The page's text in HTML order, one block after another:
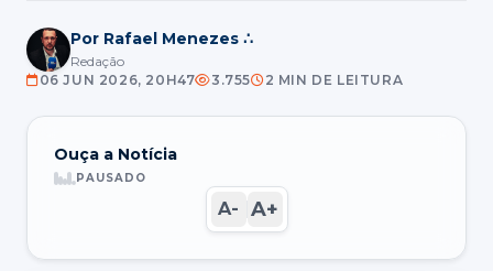
Por Rafael Menezes ∴
Redação
06 JUN 2026, 20H47
3.755 2 MIN DE LEITURA
Ouça a Notícia
PAUSADO
A- A+